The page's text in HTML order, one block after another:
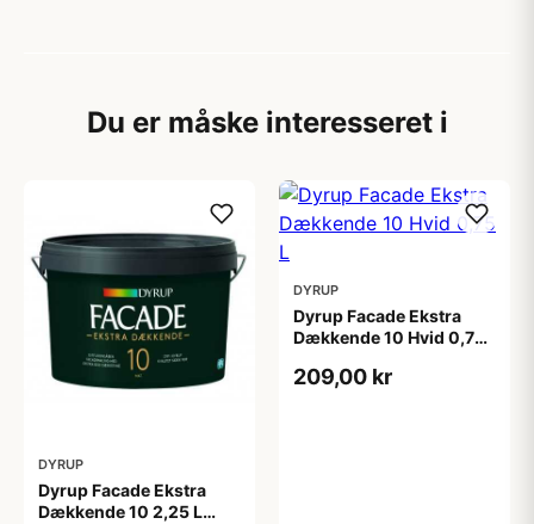
Du er måske interesseret i
DYRUP
Dyrup Facade Ekstra
Dækkende 10 2,25 L
DYRUP
Dyrup Facade Ekstra
Dækkende 10 Hvid 0,75
209,00 kr